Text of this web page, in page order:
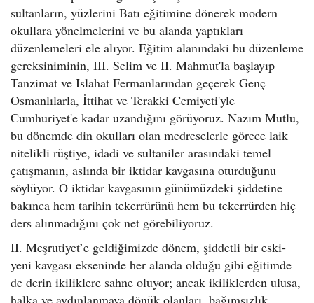
sultanların, yüzlerini Batı eğitimine dönerek modern
okullara yönelmelerini ve bu alanda yaptıkları
düzenlemeleri ele alıyor. Eğitim alanındaki bu düzenleme
gereksiniminin, III. Selim ve II. Mahmut'la başlayıp
Tanzimat ve Islahat Fermanlarından geçerek Genç
Osmanlılarla, İttihat ve Terakki Cemiyeti'yle
Cumhuriyet'e kadar uzandığını görüyoruz. Nazım Mutlu,
bu dönemde din okulları olan medreselerle görece laik
nitelikli rüştiye, idadi ve sultaniler arasındaki temel
çatışmanın, aslında bir iktidar kavgasına oturduğunu
söylüyor. O iktidar kavgasının günümüzdeki şiddetine
bakınca hem tarihin tekerrürünü hem bu tekerrürden hiç
ders alınmadığını çok net görebiliyoruz.
II. Meşrutiyet’e geldiğimizde dönem, şiddetli bir eski-
yeni kavgası ekseninde her alanda olduğu gibi eğitimde
de derin ikiliklere sahne oluyor; ancak ikiliklerden ulusa,
halka ve aydınlanmaya dönük olanları, bağımsızlık